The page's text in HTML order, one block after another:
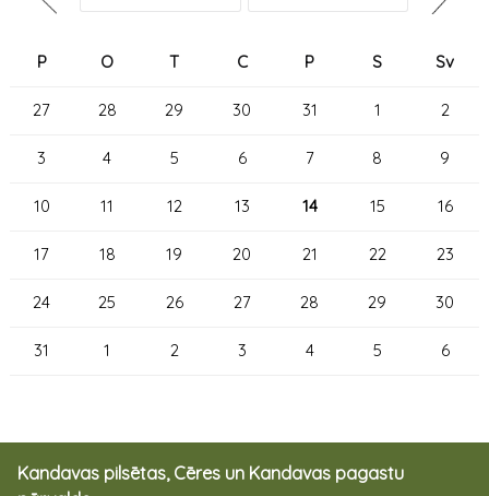
P O T C P S Sv
27 28 29 30 31 1 2
3 4 5 6 7 8 9
10 11 12 13 14 15 16
17 18 19 20 21 22 23
24 25 26 27 28 29 30
31 1 2 3 4 5 6
Kandavas pilsētas, Cēres un Kandavas pagastu